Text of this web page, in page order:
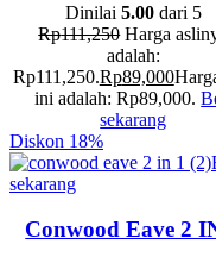
Dinilai 5.00dari 5
Rp111,250 Harga
adalah:
Rp111,250.Rp89,000
ini adalah: Rp89,000.
sekarang
Diskon 18%
sekarang
Conwood Eave 2